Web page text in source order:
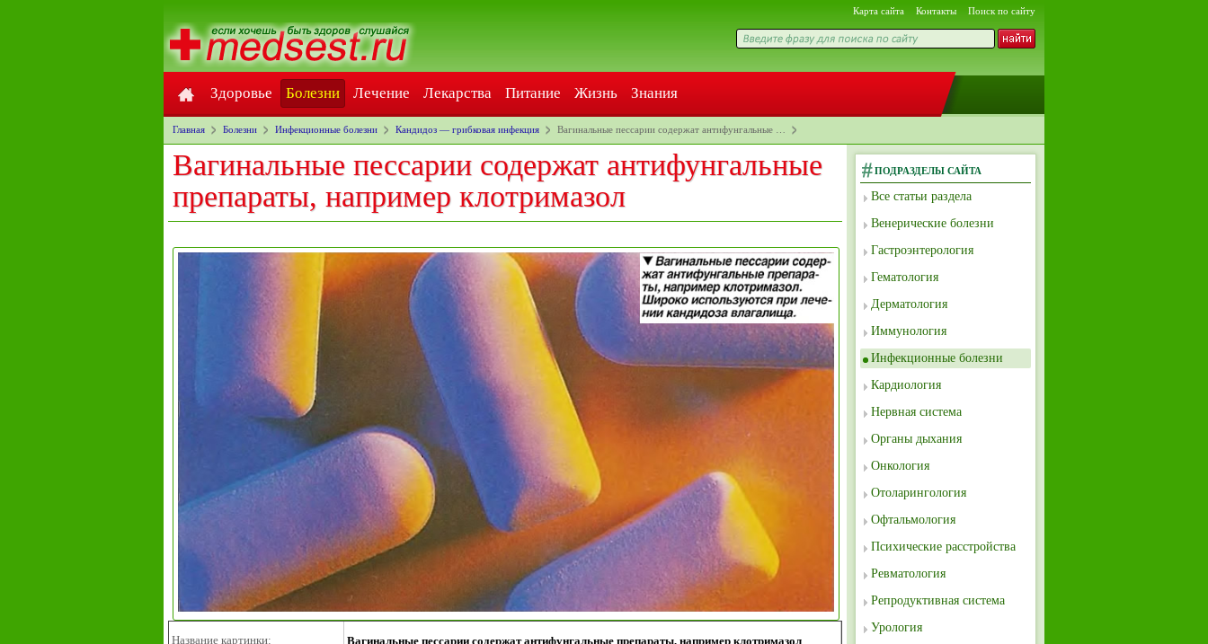
Карта сайта Контакты Поиск по сайту
Здоровье Болезни Лечение Лекарства Питание Жизнь Знания
Главная Болезни Инфекционные болезни Кандидоз — грибковая инфекция Вагинальные пессарии содержат антифунгальные …
Вагинальные пессарии содержат антифунгальные
препараты, например клотримазол
Название картинки: Вагинальные пессарии содержат антифунгальные препараты, например клотримазол
ПОДРАЗДЕЛЫ САЙТА
Все статьи раздела
Венерические болезни
Гастроэнтерология
Гематология
Дерматология
Иммунология
Инфекционные болезни
Кардиология
Нервная система
Органы дыхания
Онкология
Отоларингология
Офтальмология
Психические расстройства
Ревматология
Репродуктивная система
Урология